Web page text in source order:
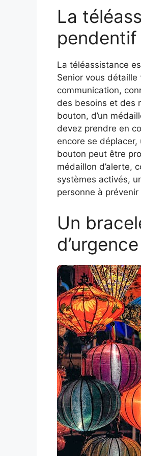
La
pendentif
La téléassistance
Senior vous détaille
communication,
des besoins et des
bouton, d’un
devez prendre en
encore se
bouton peut être
médaillon d’alerte,
systèmes activés,
personne à
Un
d’urgence